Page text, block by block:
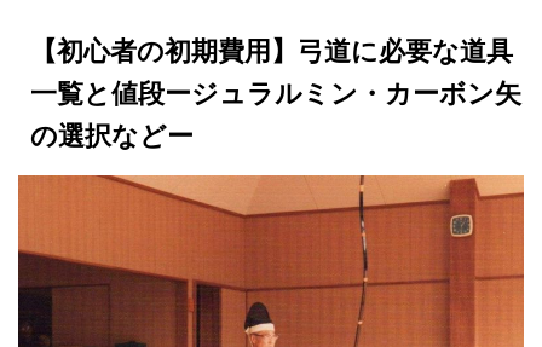
【初心者の初期費用】弓道に必要な道具
一覧と値段ージュラルミン・カーボン矢
の選択などー